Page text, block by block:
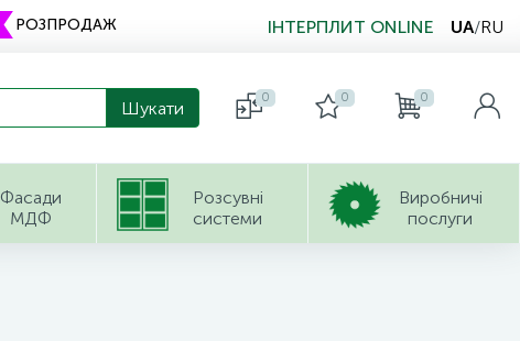
РОЗПРОДАЖ ІНТЕРПЛИТ ONLINE UA/RU
0 0 0
Фасади
МДФ
Розсувні
системи
Виробничі
послуги